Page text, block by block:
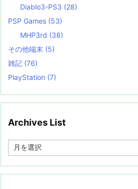
Diablo3-PS3 (28)
PSP Games (53)
MHP3rd (38)
その他端末 (5)
雑記 (76)
PlayStation (7)
Archives List